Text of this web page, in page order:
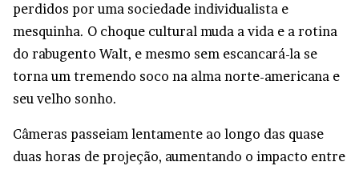
perdidos por uma sociedade individualista e
mesquinha. O choque cultural muda a vida e a rotina
do rabugento Walt, e mesmo sem escancará-la se
torna um tremendo soco na alma norte-americana e
seu velho sonho.
Câmeras passeiam lentamente ao longo das quase
duas horas de projeção, aumentando o impacto entre